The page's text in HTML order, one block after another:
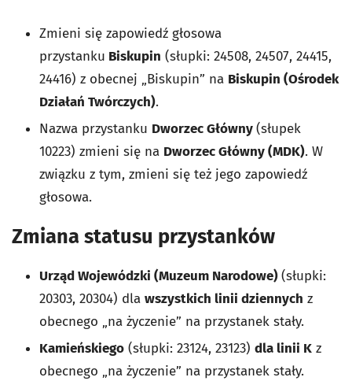
Zmieni się zapowiedź głosowa
przystanku Biskupin (słupki: 24508, 24507, 24415,
24416) z obecnej „Biskupin” na Biskupin (Ośrodek
Działań Twórczych).
Nazwa przystanku Dworzec Główny(słupek
10223) zmieni się na Dworzec Główny (MDK). W
związku z tym, zmieni się też jego zapowiedź
głosowa.
Zmiana statusu przystanków
Urząd Wojewódzki (Muzeum Narodowe)(słupki:
20303, 20304) dla wszystkich linii dziennych z
obecnego „na życzenie” na przystanek stały.
Kamieńskiego (słupki: 23124, 23123) dla linii K z
obecnego „na życzenie” na przystanek stały.